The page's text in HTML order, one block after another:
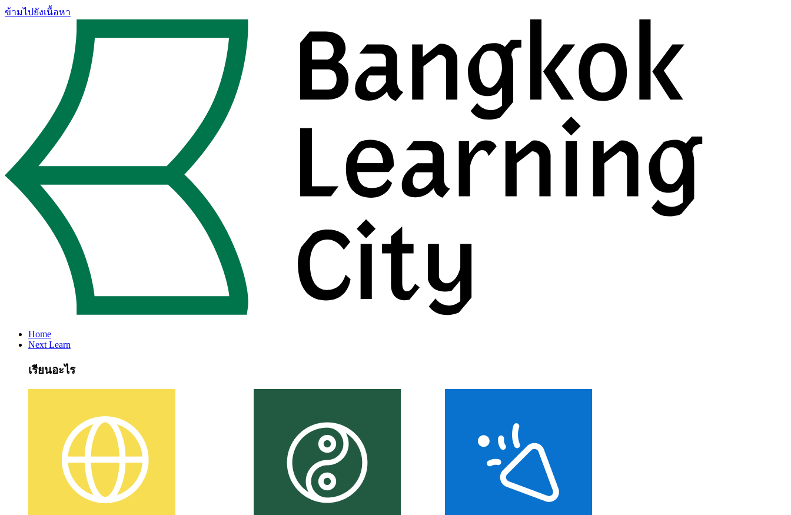
ข้ามไปยังเนื้อหา
Home
Next Learn
เรียนอะไร